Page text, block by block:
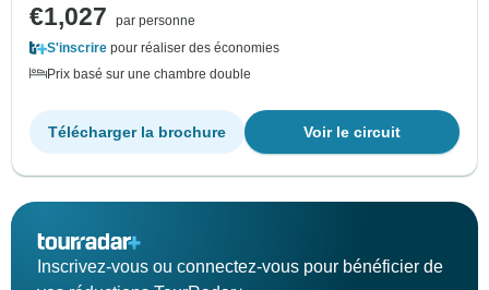
€1,027
par personne
S'inscrire pour réaliser des économies
Prix basé sur une chambre double
Voir le circuit
Télécharger la brochure
Inscrivez-vous ou connectez-vous pour bénéficier de